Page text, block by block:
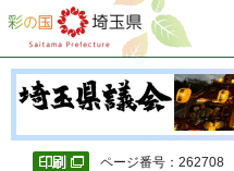
彩の国 埼玉県
ページ番号：262708